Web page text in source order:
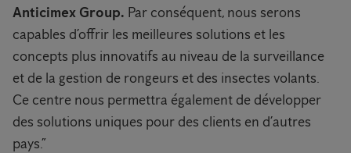
Anticimex Group. Par conséquent, nous serons
capables d’offrir les meilleures solutions et les
concepts plus innovatifs au niveau de la surveillance
et de la gestion de rongeurs et des insectes volants.
Ce centre nous permettra également de développer
des solutions uniques pour des clients en d’autres
pays.”